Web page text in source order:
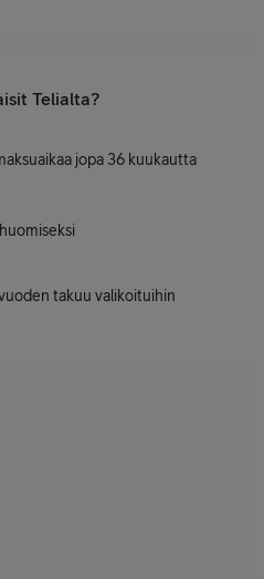
Telialta?
jopa 36 kuukautta
takuu valikoituihin